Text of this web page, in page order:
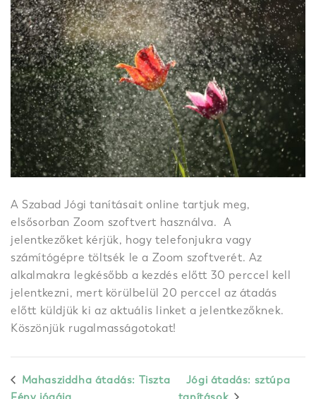
A Szabad Jógi tanításait online tartjuk meg,
elsősorban Zoom szoftvert használva. A
jelentkezőket kérjük, hogy telefonjukra vagy
számítógépre töltsék le a Zoom szoftverét. Az
alkalmakra legkésőbb a kezdés előtt 30 perccel kell
jelentkezni, mert körülbelül 20 perccel az átadás
előtt küldjük ki az aktuális linket a jelentkezőknek.
Köszönjük rugalmasságotokat!
Mahasziddha átadás: Tiszta
Jógi átadás: sztúpa